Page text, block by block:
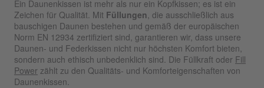
Ein Daunenkissen ist mehr als nur ein Kopfkissen; es ist ein
Zeichen für Qualität. Mit Füllungen , die ausschließlich aus
bauschigen Daunen bestehen und gemäß der europäischen
Norm EN 12934 zertifiziert sind, garantieren wir, dass unsere
Daunen- und Federkissen nicht nur höchsten Komfort bieten,
sondern auch ethisch unbedenklich sind. Die Füllkraft oder Fill
Power zählt zu den Qualitäts- und Komforteigenschaften von
Daunenkissen.